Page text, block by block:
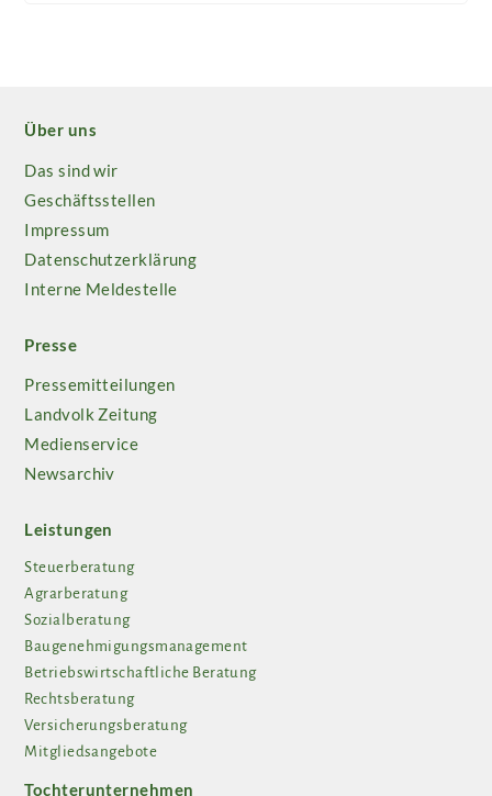
Über uns
Das sind wir
Geschäftsstellen
Impressum
Datenschutzerklärung
Interne Meldestelle
Presse
Pressemitteilungen
Landvolk Zeitung
Medienservice
Newsarchiv
Leistungen
Steuerberatung
Agrarberatung
Sozialberatung
Baugenehmigungsmanagement
Betriebswirtschaftliche Beratung
Rechtsberatung
Versicherungsberatung
Mitgliedsangebote
Tochterunternehmen